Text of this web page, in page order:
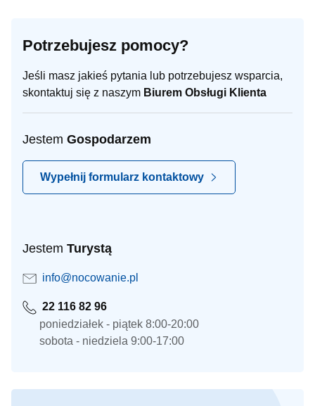
Potrzebujesz pomocy?
Jeśli masz jakieś pytania lub potrzebujesz wsparcia,
skontaktuj się z naszym Biurem Obsługi Klienta
Jestem Gospodarzem
Wypełnij formularz kontaktowy
Jestem Turystą
info@nocowanie.pl
22 116 82 96
poniedziałek - piątek 8:00-20:00
sobota - niedziela 9:00-17:00